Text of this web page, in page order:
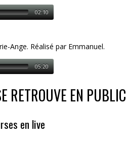
02:10
Ange. Réalisé par Emmanuel.
05:20
RETROUVE EN PUBLIC
en live